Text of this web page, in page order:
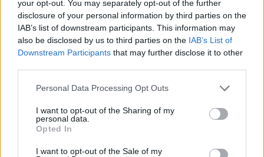
your opt-out. You may separately opt-out of the further
disclosure of your personal information by third parties on the
IAB’s list of downstream participants. This information may
also be disclosed by us to third parties on the IAB’s List of
Downstream Participants that may further disclose it to other
Personal Data Processing Opt Outs
I want to opt-out of the Sharing of my
personal data.
Opted In
I want to opt-out of the Sale of my